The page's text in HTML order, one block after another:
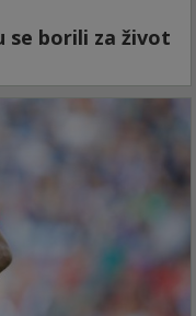
se borili za život